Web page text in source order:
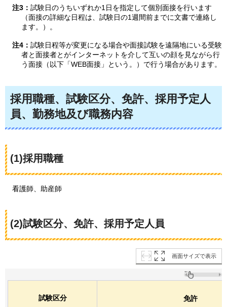
注3： 試験日のうちいずれか1日を指定して個別面接を行います
（面接の詳細な日程は、試験日の1週間前までに文書で連絡し
ます。）。
注4： 試験日程等が変更になる場合や面接試験を遠隔地にいる受験
者と面接者とがインターネットを介して互いの顔を見ながら行
う面接（以下「WEB面接」という。）で行う場合があります。
採用職種、試験区分、免許、採用予定人
員、勤務地及び職務内容
(1)採用職種
看護師 、助産師
(2)試験区分、免許、採用予定人員
画面サイズで表示
試験区分 免許